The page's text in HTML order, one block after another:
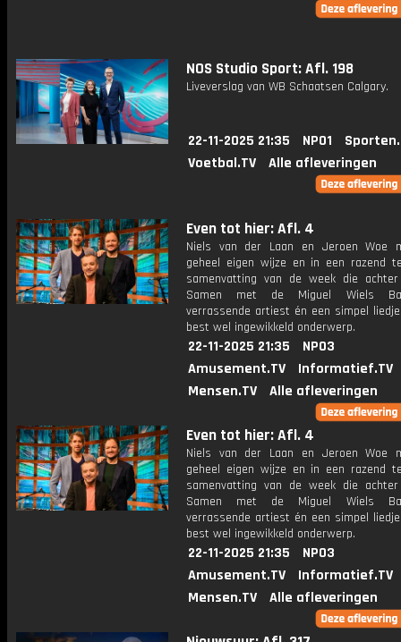
NOS Studio Sport: Afl. 198
Liveverslag van WB Schaatsen Calgary.
22-11-2025 21:35 NPO1
Voetbal.TV
Alle afleveringen
Even tot hier: Afl. 4
Niels van der Laan en Jeroen Woe
geheel eigen wijze en in een razend
samenvatting van de week die
Samen met de Miguel Wiels
verrassende artiest én een simpel
best wel ingewikkeld onderwerp.
22-11-2025 21:35
NPO3
Amusement.TV
Informatief.TV
Mensen.TV
Alle afleveringen
Even tot hier: Afl. 4
Niels van der Laan en Jeroen Woe
geheel eigen wijze en in een razend
samenvatting van de week die
Samen met de Miguel Wiels
verrassende artiest én een simpel
best wel ingewikkeld onderwerp.
22-11-2025 21:35
NPO3
Amusement.TV
Informatief.TV
Mensen.TV
Alle afleveringen